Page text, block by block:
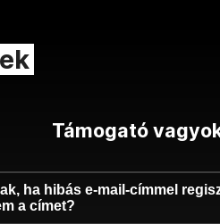
Támogató
ha hibás e-mail-címmel
a címet?